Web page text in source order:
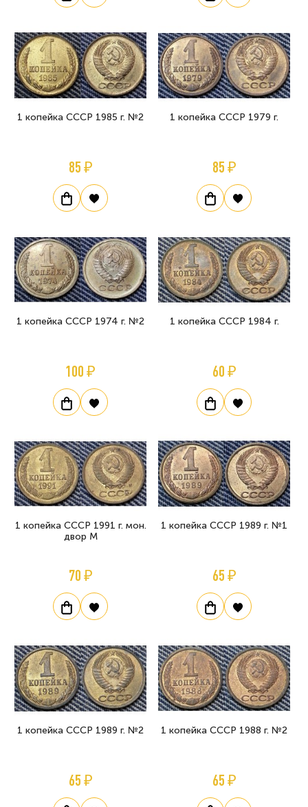
1 копейка СССР 1985 г. №2
85 ₽
1 копейка СССР 1979 г.
85 ₽
1 копейка СССР 1974 г. №2
100 ₽
1 копейка СССР 1984 г.
60 ₽
1 копейка СССР 1991 г. мон.
двор М
70 ₽
1 копейка СССР 1989 г. №1
65 ₽
1 копейка СССР 1989 г. №2
65 ₽
1 копейка СССР 1988 г. №2
65 ₽